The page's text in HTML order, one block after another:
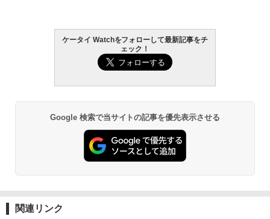
ケータイ Watchをフォローして最新記事をチ
ェック！
Google 検索で当サイトの記事を優先表示させる
関連リンク